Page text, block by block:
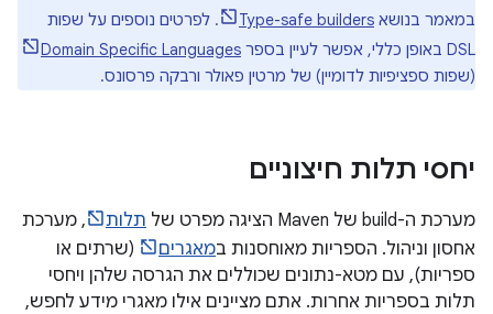
במאמר בנושא Type-safe builders
. לפרטים נוספים על שפות
DSL באופן כללי, אפשר לעיין בספר
Domain Specific Languages
(שפות ספציפיות לדומיין) של מרטין פאולר ורבקה פרסונס.
יחסי תלות חיצוניים
מערכת ה-build של Maven הציגה מפרט של תלות
, מערכת
אחסון וניהול. הספריות מאוחסנות במאגרים
(שרתים או
ספריות), עם מטא-נתונים שכוללים את הגרסה שלהן ויחסי
תלות בספריות אחרות. אתם מציינים אילו מאגרי מידע לחפש,